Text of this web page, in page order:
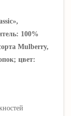
100%
Mulberry,
цвет: